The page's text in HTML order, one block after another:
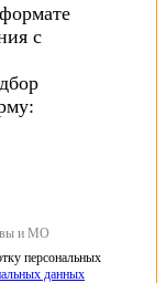
с
и МО
персональных
данных